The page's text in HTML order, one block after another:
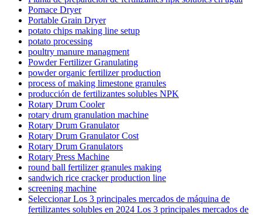
Pomace Dryer
Portable Grain Dryer
potato chips making line setup
potato processing
poultry manure managment
Powder Fertilizer Granulating
powder organic fertilizer production
process of making limestone granules
producción de fertilizantes solubles NPK
Rotary Drum Cooler
rotary drum granulation machine
Rotary Drum Granulator
Rotary Drum Granulator Cost
Rotary Drum Granulators
Rotary Press Machine
round ball fertilizer granules making
sandwich rice cracker production line
screening machine
Seleccionar Los 3 principales mercados de máquina de
fertilizantes solubles en 2024 Los 3 principales mercados de